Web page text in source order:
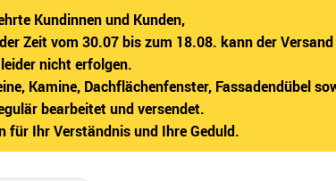
Kundinnen und Kunden,
Zeit vom 30.07 bis zum 18.08. kann der
leider nicht erfolgen.
Kamine, Dachflächenfenster, Fassadendübel
bearbeitet und versendet.
für Ihr Verständnis und Ihre Geduld.